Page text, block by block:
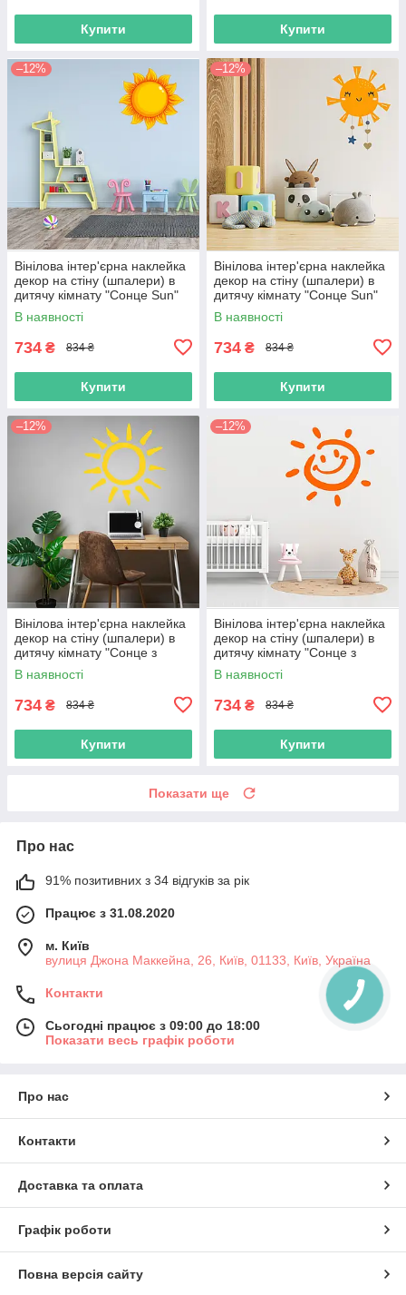
Купити Купити
–12%
Вінілова інтер'єрна наклейка
декор на стіну (шпалери) в
дитячу кімнату "Сонце Sun"
самоклеюча з Оракалу
В наявності
734 ₴ 834 ₴
Купити
–12%
Вінілова інтер'єрна наклейка
декор на стіну (шпалери) в
дитячу кімнату "Сонце Sun"
самоклеюча з Оракалу
В наявності
734 ₴ 834 ₴
Купити
–12%
Вінілова інтер'єрна наклейка
декор на стіну (шпалери) в
дитячу кімнату "Сонце з
променями Sun" з Оракала
В наявності
734 ₴ 834 ₴
Купити
–12%
Вінілова інтер'єрна наклейка
декор на стіну (шпалери) в
дитячу кімнату "Сонце з
променями Sun" з Оракала
В наявності
734 ₴ 834 ₴
Купити
Показати ще
Про нас
91% позитивних з 34 відгуків за рік
Працює з 31.08.2020
м. Київ
вулиця Джона Маккейна, 26, Київ, 01133, Київ, Україна
Контакти
Сьогодні працює з 09:00 до 18:00
Показати весь графік роботи
Про нас
Контакти
Доставка та оплата
Графік роботи
Повна версія сайту